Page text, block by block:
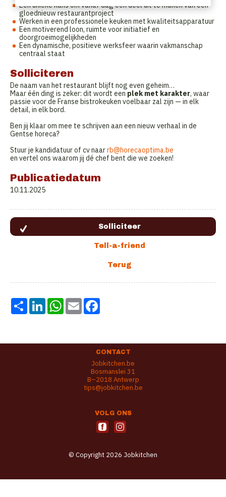
Een unieke kans om vanaf dag één deel uit te maken van een
gloednieuw restaurantproject
Werken in een professionele keuken met kwaliteitsapparatuur
Een motiverend loon, ruimte voor initiatief en
doorgroeimogelijkheden
Een dynamische, positieve werksfeer waarin vakmanschap
centraal staat
Solliciteren
De naam van het restaurant blijft nog even geheim…
Maar één ding is zeker: dit wordt een plek met karakter, waar
passie voor de Franse bistrokeuken voelbaar zal zijn — in elk
detail, in elk bord.
Ben jij klaar om mee te schrijven aan een nieuw verhaal in de
Gentse horeca?
Stuur je kandidatuur of cv naarrb@horecaoptima.be
en vertel ons waarom jij dé chef bent die we zoeken!
Publicatiedatum
10.11.2025
Share LinkedInWhatsApp
Email
CONTACT
Jobkitchen.be
Bosmanslei 31
B–2018 Antwerp
tips@jobkitchen.be
VOLG ONS
© Copyright 2026 Jobkitchen